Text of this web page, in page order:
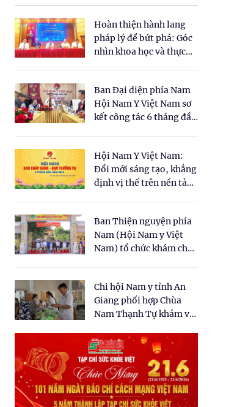
Hoàn thiện hành lang
pháp lý để bứt phá: Góc
nhìn khoa học và thực
cho Luật Y dược cổ
truyền Việt Nam"
Ban Đại diện phía Nam
Hội Nam Y Việt Nam sơ
kết công tác 6 tháng đầu
Hội Nam Y Việt Nam:
Đổi mới sáng tạo, khẳng
định vị thế trên nền tảng
Ban Thiện nguyện phía
Nam (Hội Nam y Việt
Nam) tổ chức khám chữa
dân tại xã Tân Tập
Chi hội Nam y tỉnh An
Giang phối hợp Chùa
Nam Thạnh Tự khám và
nhân dân